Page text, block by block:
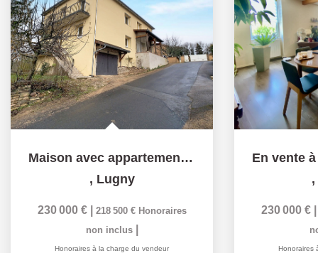
Maison avec appartement attenant dans les hauteurs de LUGNY
, Lugny
230 000 € 218 500 € Honoraires
non inclus
Honoraires à la charge du vendeur
,
230 000 €
Honoraires